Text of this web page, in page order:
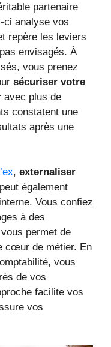
partenaire
ci analyse vos
repère les leviers
envisagés. À
vous prenez
sécuriser votre
avec plus de
constatent une
après une
, externaliser
peut également
Vous confiez
à des
permet de
cœur de métier. En
vous
de vos
facilite vos
vos